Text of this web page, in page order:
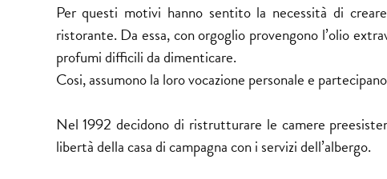
Per questi motivi hanno sentito la necessità di
ristorante. Da essa, con orgoglio provengono l’olio
profumi difficili da dimenticare.
Cosi, assumono la loro vocazione personale e
Nel 1992 decidono di ristrutturare le camere
libertà della casa di campagna con i servizi dell’albergo.